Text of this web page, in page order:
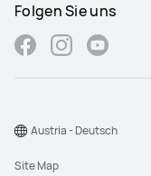
Folgen Sie uns
Site Map
Austria - Deutsch